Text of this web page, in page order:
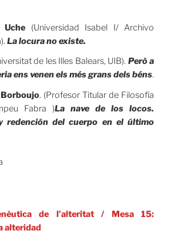
Uche (Universidad Isabel I/ Archivo
La locura no existe.
de les Illes Balears, UIB). Però a
ens venen els més grans dels béns.
. (Profesor Titular de Filosofía
Fabra )La nave de los locos.
redención del cuerpo en el último
de l’alteritat / Mesa 15:
alteridad